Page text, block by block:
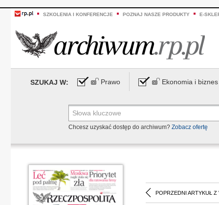
SZKOLENIA I KONFERENCJE POZNAJ NASZE PRODUKTY E-
SZUKAJ W: Prawo Ekonomia i biznes
Chcesz uzyskać dostęp do archiwum? Zobacz ofertę
POPRZEDNI ARTYKUŁ Z